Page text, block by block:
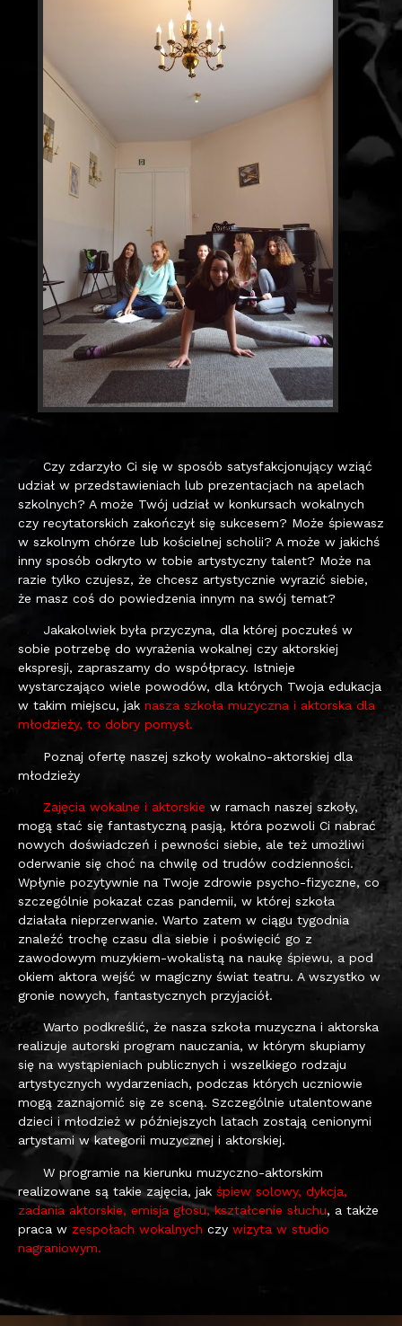
Czy zdarzyło Ci się w sposób satysfakcjonujący wziąć
udział w przedstawieniach lub prezentacjach na apelach
szkolnych? A może Twój udział w konkursach wokalnych
czy recytatorskich zakończył się sukcesem? Może śpiewasz
w szkolnym chórze lub kościelnej scholii? A może w jakichś
inny sposób odkryto w tobie artystyczny talent? Może na
razie tylko czujesz, że chcesz artystycznie wyrazić siebie,
że masz coś do powiedzenia innym na swój temat?
Jakakolwiek była przyczyna, dla której poczułeś w
sobie potrzebę do wyrażenia wokalnej czy aktorskiej
ekspresji, zapraszamy do współpracy. Istnieje
wystarczająco wiele powodów, dla których Twoja edukacja
w takim miejscu, jak nasza szkoła muzyczna i aktorska dla
młodzieży, to dobry pomysł.
Poznaj ofertę naszej szkoły wokalno-aktorskiej dla
młodzieży
Zajęcia wokalne i aktorskie w ramach naszej szkoły,
mogą stać się fantastyczną pasją, która pozwoli Ci nabrać
nowych doświadczeń i pewności siebie, ale też umożliwi
oderwanie się choć na chwilę od trudów codzienności.
Wpłynie pozytywnie na Twoje zdrowie psycho-fizyczne, co
szczególnie pokazał czas pandemii, w której szkoła
działała nieprzerwanie. Warto zatem w ciągu tygodnia
znaleźć trochę czasu dla siebie i poświęcić go z
zawodowym muzykiem-wokalistą na naukę śpiewu, a pod
okiem aktora wejść w magiczny świat teatru. A wszystko w
gronie nowych, fantastycznych przyjaciół.
Warto podkreślić, że nasza szkoła muzyczna i aktorska
realizuje autorski program nauczania, w którym skupiamy
się na wystąpieniach publicznych i wszelkiego rodzaju
artystycznych wydarzeniach, podczas których uczniowie
mogą zaznajomić się ze sceną. Szczególnie utalentowane
dzieci i młodzież w późniejszych latach zostają cenionymi
artystami w kategorii muzycznej i aktorskiej.
W programie na kierunku muzyczno-aktorskim
realizowane są takie zajęcia, jak śpiew solowy, dykcja,
zadania aktorskie, emisja głosu, kształcenie słuchu, a także
praca w zespołach wokalnych czy wizyta w studio
nagraniowym.